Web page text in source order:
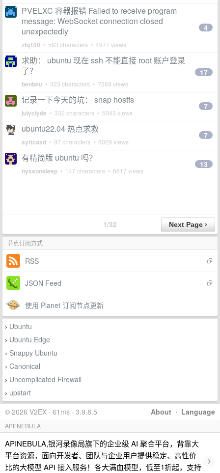
PVELXC 容器报错 Failed to receive program
message: WebSocket connection closed
unexpectedly
ztq100 • 593 characters • 4977 views
4
求助： ubuntu 现在 ssh 不能直接 root 账户登录
了？
benbeu • 323 characters • 7568 views
17
记录一下今天的坑： snap hostfs
julyclyde • 332 characters • 5043 views
7
ubuntu22.04 热点求救
syttcasd • 97 characters • 6029 views
7
有精简版 ubuntu 吗？
nyxsonsleep • 147 characters • 6617 views
13
1/32
节点订阅方式
RSS
JSON Feed
使用 Planet 订阅节点更新
› Ubuntu
› Ubuntu Edge
› Snappy Ubuntu
› Canonical
› Uncomplicated Firewall
› upstart
About · Language
© 2026 V2EX · 61ms · 3.9.8.5
APENEBULA
APINEBULA,银河录像局旗下的企业级 AI 聚合平台，背靠大
平台资源，面向开发者、团队与企业用户提供稳定、高性价
比的大模型 API 接入服务！各大满血模型，低至1折起，支持
›